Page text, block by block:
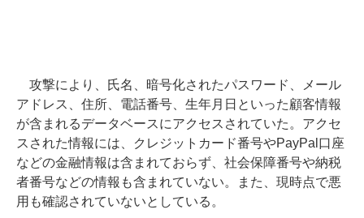
攻撃により、氏名、暗号化されたパスワード、メール
アドレス、住所、電話番号、生年月日といった顧客情報
が含まれるデータベースにアクセスされていた。アクセ
スされた情報には、クレジットカード番号やPayPal口座
などの金融情報は含まれておらず、社会保障番号や納税
者番号などの情報も含まれていない。また、現時点で悪
用も確認されていないとしている。